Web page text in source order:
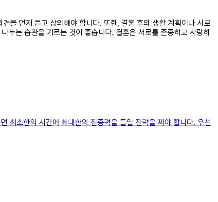
을 먼저 듣고 상의해야 합니다. 또한, 결혼 후의 생활 계획이나 서로
누는 습관을 기르는 것이 좋습니다. 결혼은 서로를 존중하고 사랑하
최소한의 시간에 최대한의 집중력을 들일 전략을 짜야 합니다. 우선